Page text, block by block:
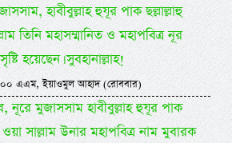
হাবীবুল্লাহ হুযূর পাক ছল্লাল্লাহু
তিনি মহাসম্মানিত ও মহাপবিত্র নূর
হয়েছেন। সুবহানাল্লাহ!
এএম, ইয়াওমুল আহাদ (রোববার)
নূরে মুজাসসাম হাবীবুল্লাহ হুযূর পাক
ওয়া সাল্লাম উনার মহাপবিত্র নাম মুবারক